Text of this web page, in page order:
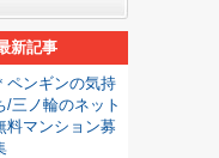
新記事
ペンギンの気持
/三ノ輪のネット
料マンション募